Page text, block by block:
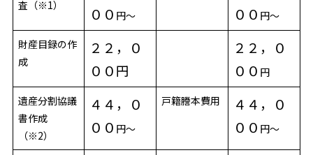
査（※1）
００ 円～
００ 円～
財産目録の作
成
２２，０
００円
２２，０
００ 円
遺産分割協議
書作成
（※2）
４４，０
００ 円～
戸籍謄本費用
４４，０
００ 円～